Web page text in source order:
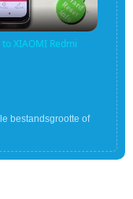
XIAOMI Redmi
bestandsgrootte of